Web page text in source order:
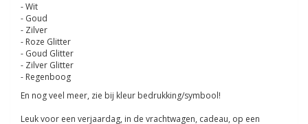
- Wit
- Goud
- Zilver
- Roze Glitter
- Goud Glitter
- Zilver Glitter
- Regenboog
En nog veel meer, zie bij kleur bedrukking/symbool!
Leuk voor een verjaardag, in de vrachtwagen, cadeau, op een